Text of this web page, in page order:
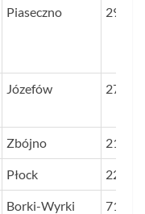
Piaseczno 29
Józefów 27
Zbójno 21
Płock 22
Borki-Wyrki 71